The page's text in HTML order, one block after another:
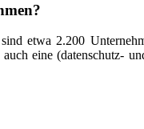
etwa 2.200
eine (datenschutz-